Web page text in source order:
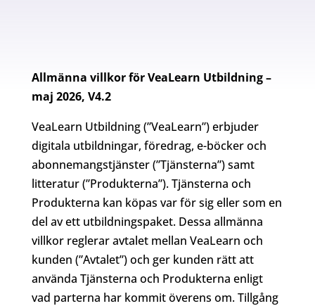
Allmänna villkor för VeaLearn Utbildning –
maj 2026, V4.2
VeaLearn Utbildning (”VeaLearn”) erbjuder
digitala utbildningar, föredrag, e-böcker och
abonnemangstjänster (”Tjänsterna”) samt
litteratur (”Produkterna”). Tjänsterna och
Produkterna kan köpas var för sig eller som en
del av ett utbildningspaket. Dessa allmänna
villkor reglerar avtalet mellan VeaLearn och
kunden (”Avtalet”) och ger kunden rätt att
använda Tjänsterna och Produkterna enligt
vad parterna har kommit överens om. Tillgång